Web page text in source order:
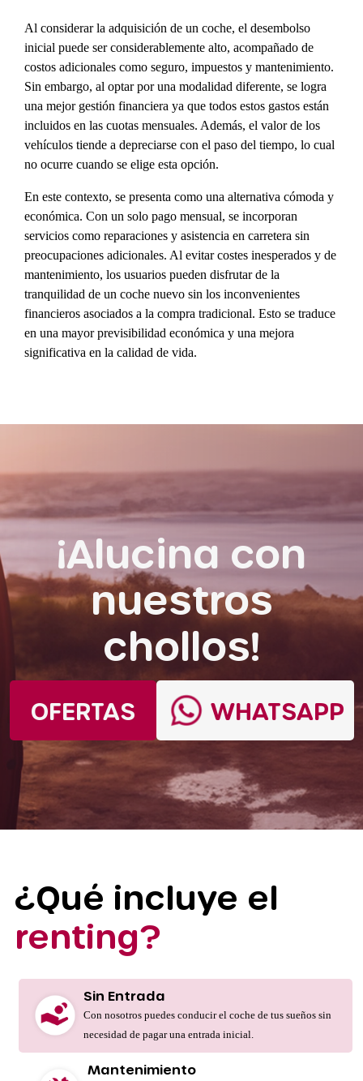
Al considerar la adquisición de un coche, el desembolso
inicial puede ser considerablemente alto, acompañado de
costos adicionales como seguro, impuestos y mantenimiento.
Sin embargo, al optar por una modalidad diferente, se logra
una mejor gestión financiera ya que todos estos gastos están
incluidos en las cuotas mensuales. Además, el valor de los
vehículos tiende a depreciarse con el paso del tiempo, lo cual
no ocurre cuando se elige esta opción.
En este contexto, se presenta como una alternativa cómoda y
económica. Con un solo pago mensual, se incorporan
servicios como reparaciones y asistencia en carretera sin
preocupaciones adicionales. Al evitar costes inesperados y de
mantenimiento, los usuarios pueden disfrutar de la
tranquilidad de un coche nuevo sin los inconvenientes
financieros asociados a la compra tradicional. Esto se traduce
en una mayor previsibilidad económica y una mejora
significativa en la calidad de vida.
¡Alucina con
nuestros
chollos!
OFERTAS WHATSAPP
¿Qué incluye el
renting?
Sin Entrada
Con nosotros puedes conducir el coche de tus sueños sin
necesidad de pagar una entrada inicial.
Mantenimiento